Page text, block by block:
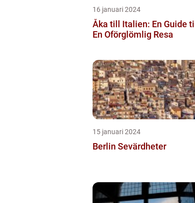
16 januari 2024
Åka till Italien: En Guide till
En Oförglömlig Resa
15 januari 2024
Berlin Sevärdheter